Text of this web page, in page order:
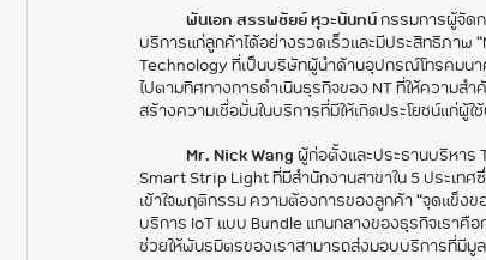
พันเอก สรรพชัยย์ หุวะนันทน์กรรมการผู้จัด
บริการแก่ลูกค้าได้อย่างรวดเร็วและมีประสิทธิภาพ
Technology ที่เป็นบริษัทผู้นำด้านอุปกรณ์โทรคมนา
ไปตามทิศทางการดำเนินธุรกิจของ NT ที่ให้ความ
สร้างความเชื่อมั่นในบริการที่มีให้เกิดประโยชน์แ
Mr. Nick Wang ผู้ก่อตั้งและประธานบริหาร
Smart Strip Light ที่มีสำนักงานสาขาใน 5 ประเท
เข้าใจพฤติกรรม ความต้องการของลูกค้า “จุดแข็
บริการ IoT แบบ Bundle แกนกลางของธุรกิจเราคื
ช่วยให้พันธมิตรของเราสามารถส่งมอบบริการที่มีมู